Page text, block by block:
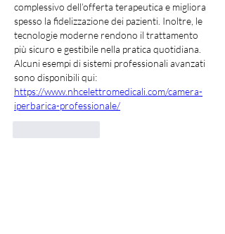
complessivo dell’offerta terapeutica e migliora
spesso la fidelizzazione dei pazienti. Inoltre, le
tecnologie moderne rendono il trattamento
più sicuro e gestibile nella pratica quotidiana.
Alcuni esempi di sistemi professionali avanzati
https://www.nhcelettromedicali.com/camera-
iperbarica-professionale/